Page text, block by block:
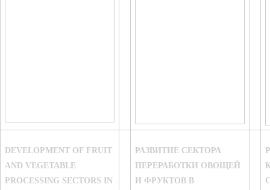
DEVELOPMENT OF FRUIT
AND VEGETABLE
PROCESSING SECTORS IN
РАЗВИТИЕ СЕКТОРА
ПЕРЕРАБОТКИ ОВОЩЕЙ
И ФРУКТОВ В